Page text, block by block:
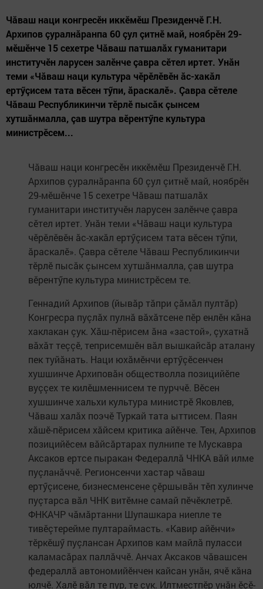
Чăваш наци конгресӗн иккӗмӗш Президенчӗ Г.Н.
Архипов çуралнăранпа 60 çул çитнĕ май, ноябрӗн 29-
мӗшӗнче 15 сехетре Чăваш патшалăх гуманитари
институчӗн ларусен залӗнче çавра сӗтел иртет. Унăн
теми «Чăваш наци культура чĕрĕлĕвĕн ăс-хакăл
ертӳçисем тата вĕсен тӳпи, ăраскалĕ». Çавра сӗтеле
Чăваш Республикинчи тӗрлӗ пысăк çынсем
хутшăнмалла, çав шутра вӗрентӳпе культура
министрӗсем...
Чăваш наци конгресӗн иккӗмӗш Президенчӗ Г.Н.
Архипов çуралнăранпа 60 çул çитнĕ май, ноябрӗн
29-мӗшӗнче 15 сехетре Чăваш патшалăх
гуманитари институчӗн ларусен залӗнче çавра
сӗтел иртет. Унăн теми «Чăваш наци культура
чĕрĕлĕвĕн ăс-хакăл ертӳçисем тата вĕсен тӳпи,
ăраскалĕ». Çавра сӗтеле Чăваш Республикинчи
тӗрлӗ пысăк çынсем хутшăнмалла, çав шутра
вӗрентӳпе культура министрӗсем те.
Геннадий Архипов (йывăр тăпри çăмăл пултăр)
Конгресра пуçлăх пулнă вăхăтсене пӗр енлӗн кăна
хаклакан çук. Хăш-пӗрисем ăна «застой», çухатнă
вăхăт теççӗ, теприсемшӗн вăл вышкайсăр аталану
пек туйăнать. Наци юхăмӗнчи ертӳçӗсенчен
хушшинче Архиповăн обществолла позицийӗпе
вуççех те килӗшменнисем те пурччӗ. Вӗсен
хушшинче хальхи культура министрӗ Яковлев,
Чăваш халăх поэчӗ Туркай тата ыттисем. Паян
хăшӗ-пӗрисем хăйсем критика айӗнче. Тен, Архипов
позицийӗсем вăйсăртарах пулнипе те Мускавра
Аксаков ертсе пыракан Федераллă ЧНКА вăй илме
пуçланăччӗ. Регионсенчи хастар чăваш
ертӳçисене, бизнесменсене çӗршывăн тӗп хулинче
пуçтарса вăл ЧНК витӗмне самай пӗчӗклетрӗ.
ФНКАЧР чăмăртанни Шупашкара ниепле те
тивӗçтерейме пултараймасть. «Кавир айӗнчи»
тӗркӗшӳ пуçлансан Архипов кам майлă пуласси
каламасăрах паллăччӗ. Анчах Аксаков чăвашсен
федераллă автономийӗнчен кайсан унăн, ячӗ кăна
юлчӗ. Халӗ вăл те пур, те çук. Илтместпӗр унăн ӗçӗ-